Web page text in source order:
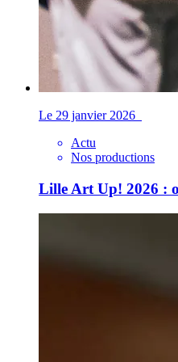
Le 29 janvier 2026
Actu
Nos productions
Lille Art Up! 2026 :